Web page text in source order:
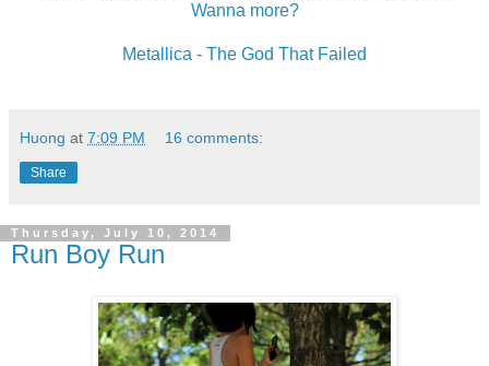
Wanna more?
Metallica - The God That Failed
Huong at 7:09 PM 16 comments:
Share
Thursday, July 10, 2014
Run Boy Run